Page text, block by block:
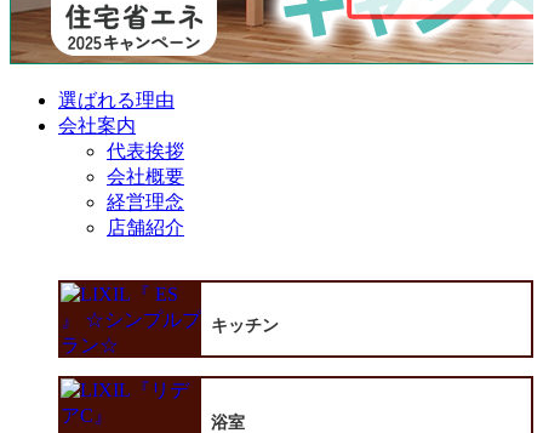
選ばれる理由
会社案内
代表挨拶
会社概要
経営理念
店舗紹介
キッチン
浴室